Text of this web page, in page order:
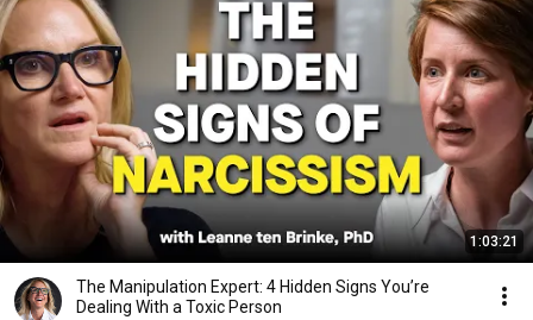
1:03:21
The Manipulation Expert: 4 Hidden Signs You’re
Dealing With a Toxic Person